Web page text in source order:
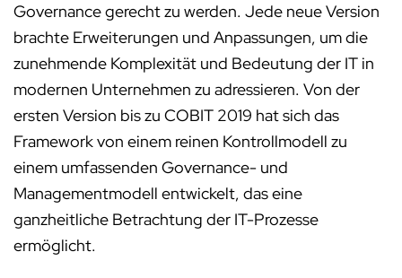
Governance gerecht zu werden. Jede neue Version
brachte Erweiterungen und Anpassungen, um die
zunehmende Komplexität und Bedeutung der IT in
modernen Unternehmen zu adressieren. Von der
ersten Version bis zu COBIT 2019 hat sich das
Framework von einem reinen Kontrollmodell zu
einem umfassenden Governance- und
Managementmodell entwickelt, das eine
ganzheitliche Betrachtung der IT-Prozesse
ermöglicht.